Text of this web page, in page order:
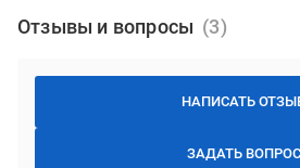
Отзывы и вопросы
НАПИСАТЬ
ЗАДАТЬ ВОПРОС